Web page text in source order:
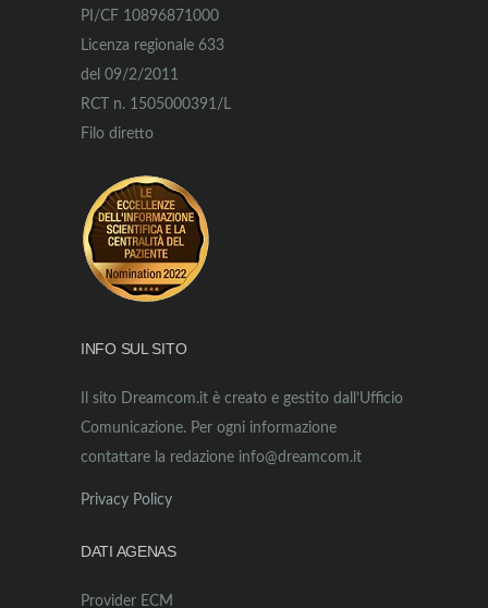
PI/CF 10896871000
Licenza regionale 633
del 09/2/2011
RCT n. 1505000391/L
Filo diretto
INFO SUL SITO
Il sito Dreamcom.it è creato e gestito dall’Ufficio
Comunicazione. Per ogni informazione
contattare la redazione info@dreamcom.it
Privacy Policy
DATI AGENAS
Provider ECM